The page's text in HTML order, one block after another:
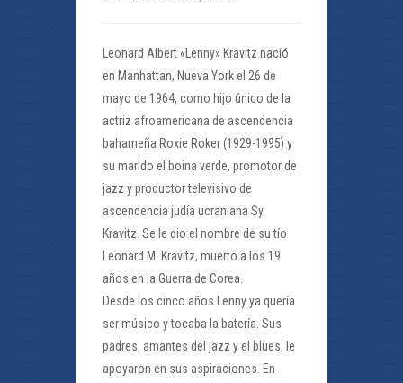
Leonard Albert «Lenny» Kravitz nació
en Manhattan, Nueva York el 26 de
mayo de 1964, como hijo único de la
actriz afroamericana de ascendencia
bahameña Roxie Roker (1929-1995) y
su marido el boina verde, promotor de
jazz y productor televisivo de
ascendencia judía ucraniana Sy
Kravitz. Se le dio el nombre de su tío
Leonard M. Kravitz, muerto a los 19
años en la Guerra de Corea.
Desde los cinco años Lenny ya quería
ser músico y tocaba la batería. Sus
padres, amantes del jazz y el blues, le
apoyaron en sus aspiraciones. En